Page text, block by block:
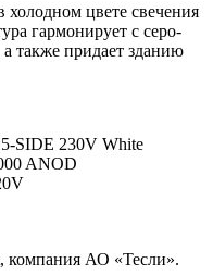
цвете свечения
гармонирует с серо-
также придает зданию
SIDE 230V White
ANOD
компания АО «Тесли».